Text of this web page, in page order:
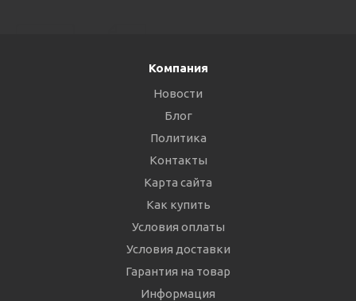
Компания
Новости
Блог
Политика
Контакты
Карта сайта
Как купить
Условия оплаты
Условия доставки
Гарантия на товар
Информация